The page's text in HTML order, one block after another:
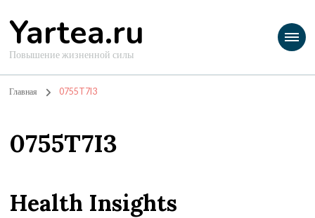
Yartea.ru
Повышение жизненной силы
Главная 0755T7I3
0755T7I3
Health Insights